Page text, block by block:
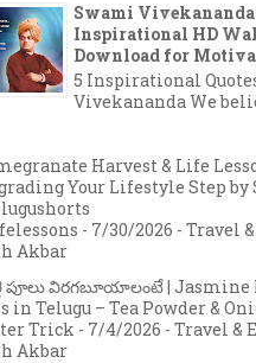
Swami Vivekananda
Inspirational HD
Download for
5 Inspirational
Vivekananda We
Harvest & Life
Your Lifestyle Step by
- 7/30/2026 - Travel
Akbar
పూలు విరగబూయాలంటే | Jasmine
in Telugu – Tea Powder &
Trick - 7/4/2026 - Travel &
Akbar